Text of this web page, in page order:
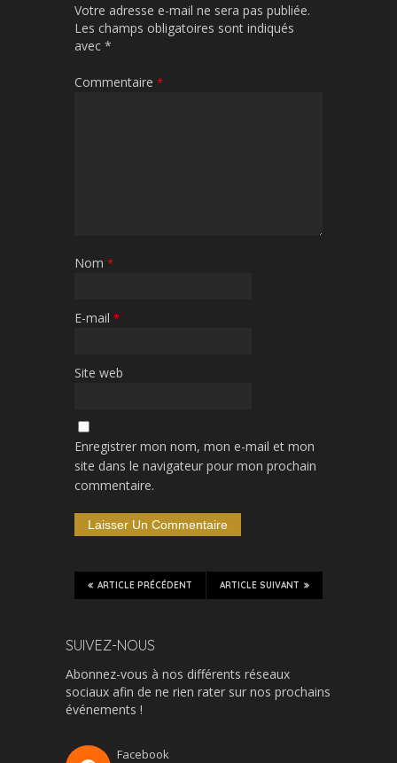
Votre adresse e-mail ne sera pas publiée.
Les champs obligatoires sont indiqués
avec *
Commentaire *
Nom *
E-mail *
Site web
Enregistrer mon nom, mon e-mail et mon
site dans le navigateur pour mon prochain
commentaire.
ARTICLE SUIVANT
ARTICLE PRÉCÉDENT
SUIVEZ-NOUS
Abonnez-vous à nos différents réseaux
sociaux afin de ne rien rater sur nos prochains
événements !
Facebook